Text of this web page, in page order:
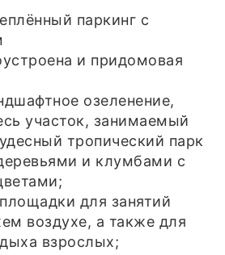
паркинг с
и придомовая
озеленение,
участок, занимаемый
тропический парк
и клумбами с
для занятий
воздухе, а также для
взрослых;